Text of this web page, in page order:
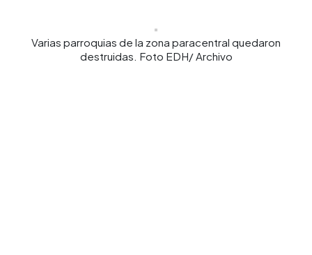
Varias parroquias de la zona paracentral quedaron
destruidas. Foto EDH/ Archivo